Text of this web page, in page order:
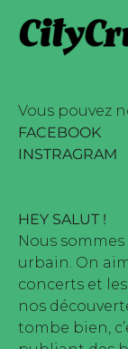
par
Vous pouvez
FACEBOOK
INSTRAGRAM
HEY SALUT !
Nous
urbain. On
concerts et
nos
tombe bien,